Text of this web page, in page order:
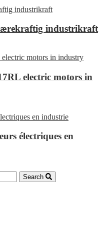
industrikraft
electric motors in
électriques en
Search